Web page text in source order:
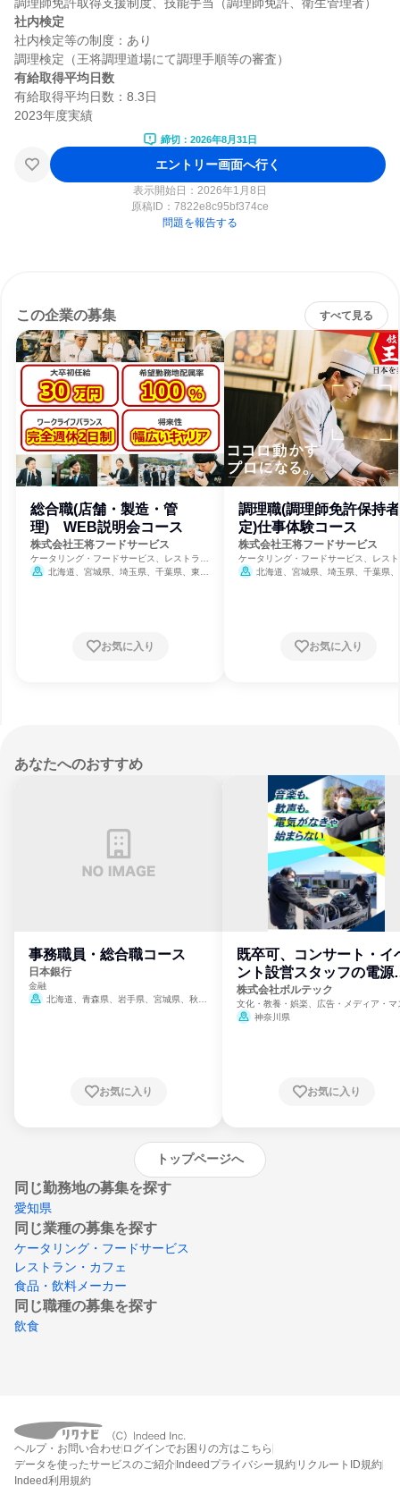
社内検定
社内検定等の制度：あり
有給取得平均日数
有給取得平均日数：8.3日
締切：2026年8月31日
エントリー画面へ行く
表示開始日：2026年1月8日
原稿ID： 7822e8c95bf374ce
問題を報告する
この企業の募集 すべて見る
総合職(店舗・製造・管
理) WEB説明会コース
株式会社王将フードサービス
ケータリング・フードサービス、レストラ
ン・カフェ、食品・飲料メーカー
北海道、宮城県、埼玉県、千葉県、東京
徳島県、香川県、愛媛県、福岡県、佐賀県、
長崎県、熊本県、大分県
お気に入り
調理職(調理師免許保持
定)仕事体験コース
株式会社王将フードサービス
ケータリング・フードサービス、レス
ン・カフェ、食品・飲料メーカー
北海道、宮城県、埼玉県、千葉県
徳島県、香川県、愛媛県、福岡県、佐
長崎県、熊本県、大分県
お気に入り
あなたへのおすすめ
事務職員・総合職コース
日本銀行
金融
北海道、青森県、岩手県、宮城県、秋田
崎県、熊本県、大分県、宮崎県、鹿児島県、
お気に入り
既卒可、コンサート・イ
ント設営スタッフの電源
門
株式会社ボルテック
文化・教養・娯楽、広告・メディア・マ
ミ、電力・ガス・水道・エネルギー
神奈川県
お気に入り
トップページへ
同じ勤務地の募集を探す
愛知県
同じ業種の募集を探す
ケータリング・フードサービス
レストラン・カフェ
食品・飲料メーカー
同じ職種の募集を探す
飲食
ヘルプ・お問い合わせ ログインでお困りの方はこちら
データを使ったサービスのご紹介Indeedプライバシー規約 リクルートID規約
Indeed利用規約